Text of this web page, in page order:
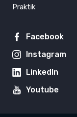
Praktik
Facebook
Instagram
LinkedIn
Youtube